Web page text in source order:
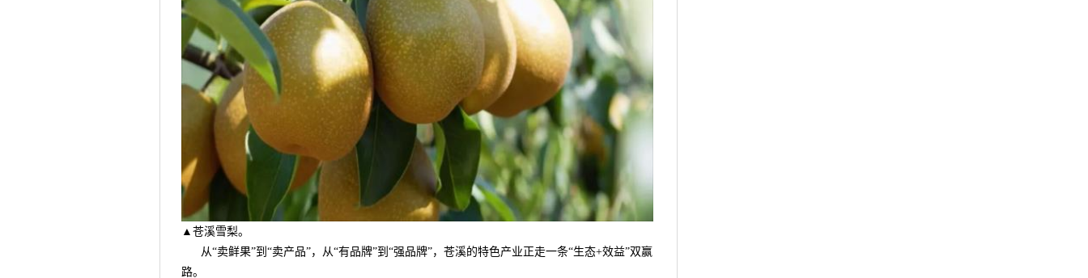
▲苍溪雪梨。
从“卖鲜果”到“卖产品”，从“有品牌”到“强品牌”，苍溪的特色产业正走一条“生态+效益”双赢
路。